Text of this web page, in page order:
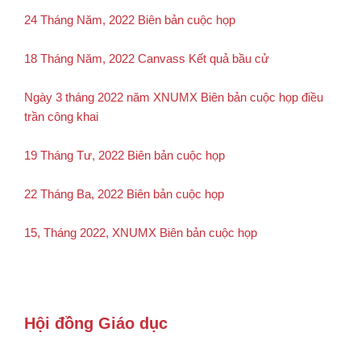
24 Tháng Năm, 2022 Biên bản cuộc họp
18 Tháng Năm, 2022 Canvass Kết quả bầu cử
Ngày 3 tháng 2022 năm XNUMX Biên bản cuộc họp điều
trần công khai
19 Tháng Tư, 2022 Biên bản cuộc họp
22 Tháng Ba, 2022 Biên bản cuộc họp
15, Tháng 2022, XNUMX Biên bản cuộc họp
Hội đồng Giáo dục